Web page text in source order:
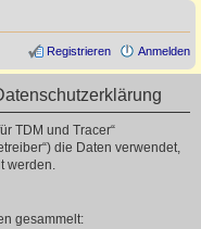
Anmelden
Registrieren
TDM und Tracer“
die Daten verwendet,
werden.
gesammelt: